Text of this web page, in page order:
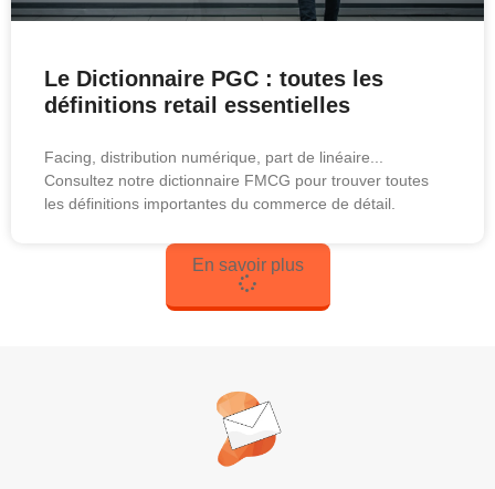
Le Dictionnaire PGC : toutes les
définitions retail essentielles
Facing, distribution numérique, part de linéaire...
Consultez notre dictionnaire FMCG pour trouver toutes
les définitions importantes du commerce de détail.
En savoir plus